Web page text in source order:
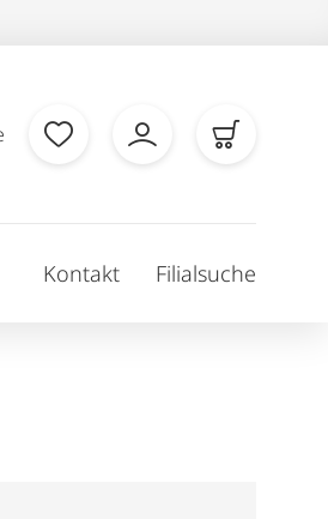
Kontakt Filialsuche